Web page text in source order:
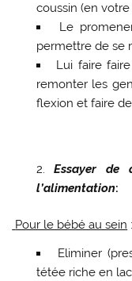
coussin (en
Le
permettre de se
Lui faire
remonter les
flexion et faire
Essayer de
l’alimentation:
Pour le bébé au sein :
Eliminer
tétée riche en